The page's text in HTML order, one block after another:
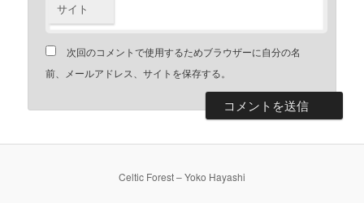
サイト
次回のコメントで使用するためブラウザーに自分の名
前、メールアドレス、サイトを保存する。
Celtic Forest – Yoko Hayashi